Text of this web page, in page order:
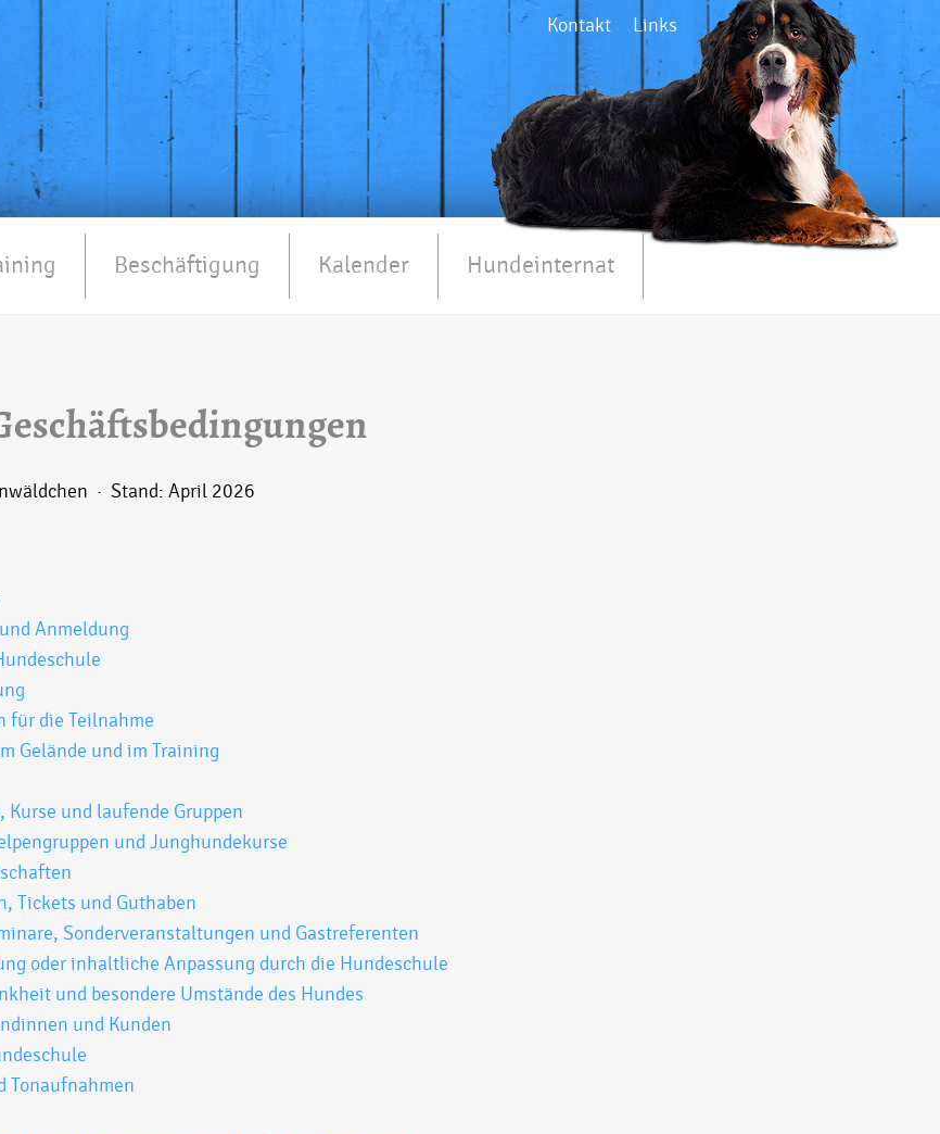
Kontakt Links
Beschäftigung Kalender Hundeinternat
· Stand: April 2026
Anmeldung
für die Teilnahme
Gelände und im Training
und laufende Gruppen
und Junghundekurse
Tickets und Guthaben
Sonderveranstaltungen und Gastreferenten
oder inhaltliche Anpassung durch die Hundeschule
und besondere Umstände des Hundes
und Kunden
Tonaufnahmen